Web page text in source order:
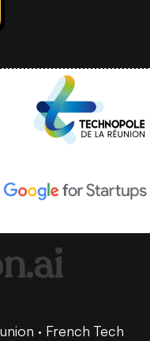
· French Tech